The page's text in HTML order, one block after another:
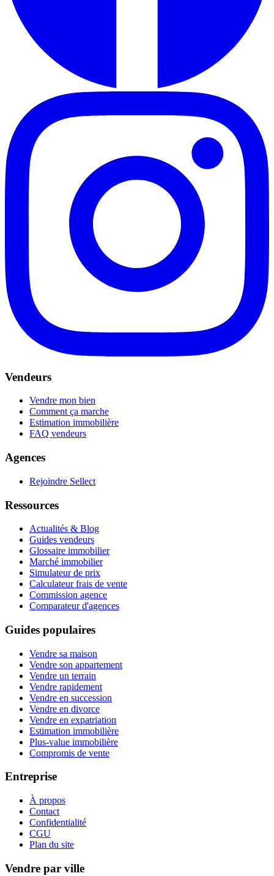
Vendeurs
Vendre mon bien
Comment ça marche
Estimation immobilière
FAQ vendeurs
Agences
Rejoindre Sellect
Ressources
Actualités & Blog
Guides vendeurs
Glossaire immobilier
Marché immobilier
Simulateur de prix
Calculateur frais de vente
Commission agence
Comparateur d'agences
Guides populaires
Vendre sa maison
Vendre son appartement
Vendre un terrain
Vendre rapidement
Vendre en succession
Vendre en divorce
Vendre en expatriation
Estimation immobilière
Plus-value immobilière
Compromis de vente
Entreprise
À propos
Contact
Confidentialité
CGU
Plan du site
Vendre par ville